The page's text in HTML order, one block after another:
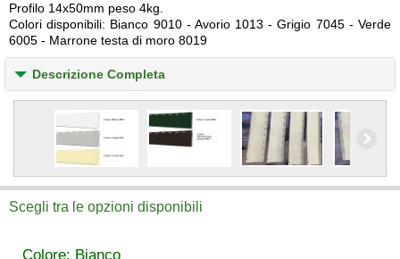
Profilo 14x50mm peso 4kg.
Colori disponibili: Bianco 9010 - Avorio 1013 - Grigio 7045 - Verde
6005 - Marrone testa di moro 8019
Descrizione Completa
Scegli tra le opzioni disponibili
Colore: Bianco